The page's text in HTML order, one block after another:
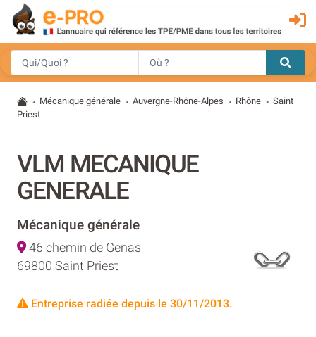
> Mécanique générale > Auvergne-Rhône-Alpes > Rhône > Saint
Priest
VLM MECANIQUE
GENERALE
Mécanique générale
46 chemin de Genas
69800 Saint Priest
Entreprise radiée depuis le 30/11/2013.